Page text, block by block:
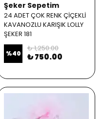
Şeker Sepetim
24 ADET ÇOK RENK ÇİÇEKLİ
KAVANOZLU KARIŞIK LOLLY
ŞEKER 181
%40
₺ 1,250.00
₺ 750.00